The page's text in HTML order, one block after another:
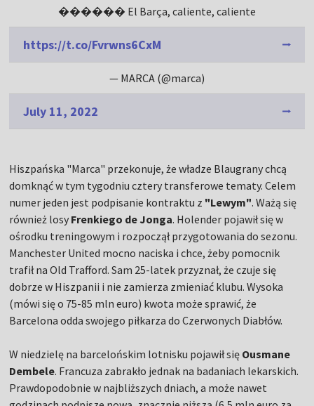
������ El Barça, caliente, caliente
https://t.co/Fvrwns6CxM
— MARCA (@marca)
July 11, 2022
Hiszpańska "Marca" przekonuje, że władze Blaugrany chcą
domknąć w tym tygodniu cztery transferowe tematy. Celem
numer jeden jest podpisanie kontraktu z "Lewym". Ważą się
również losy Frenkiego de Jonga. Holender pojawił się w
ośrodku treningowym i rozpoczął przygotowania do sezonu.
Manchester United mocno naciska i chce, żeby pomocnik
trafił na Old Trafford. Sam 25-latek przyznał, że czuje się
dobrze w Hiszpanii i nie zamierza zmieniać klubu. Wysoka
(mówi się o 75-85 mln euro) kwota może sprawić, że
Barcelona odda swojego piłkarza do Czerwonych Diabłów.
W niedzielę na barcelońskim lotnisku pojawił się Ousmane
Dembele. Francuza zabrakło jednak na badaniach lekarskich.
Prawdopodobnie w najbliższych dniach, a może nawet